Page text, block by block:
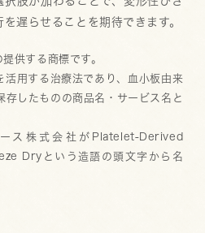
遅らせることを期待できます。
供する商標です。
用する治療法であり、血小板由来
存したものの商品名・サービス名と
ス株式会社がPlatelet-Derived
Dryという造語の頭文字から名